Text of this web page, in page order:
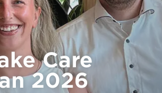
Care
2026